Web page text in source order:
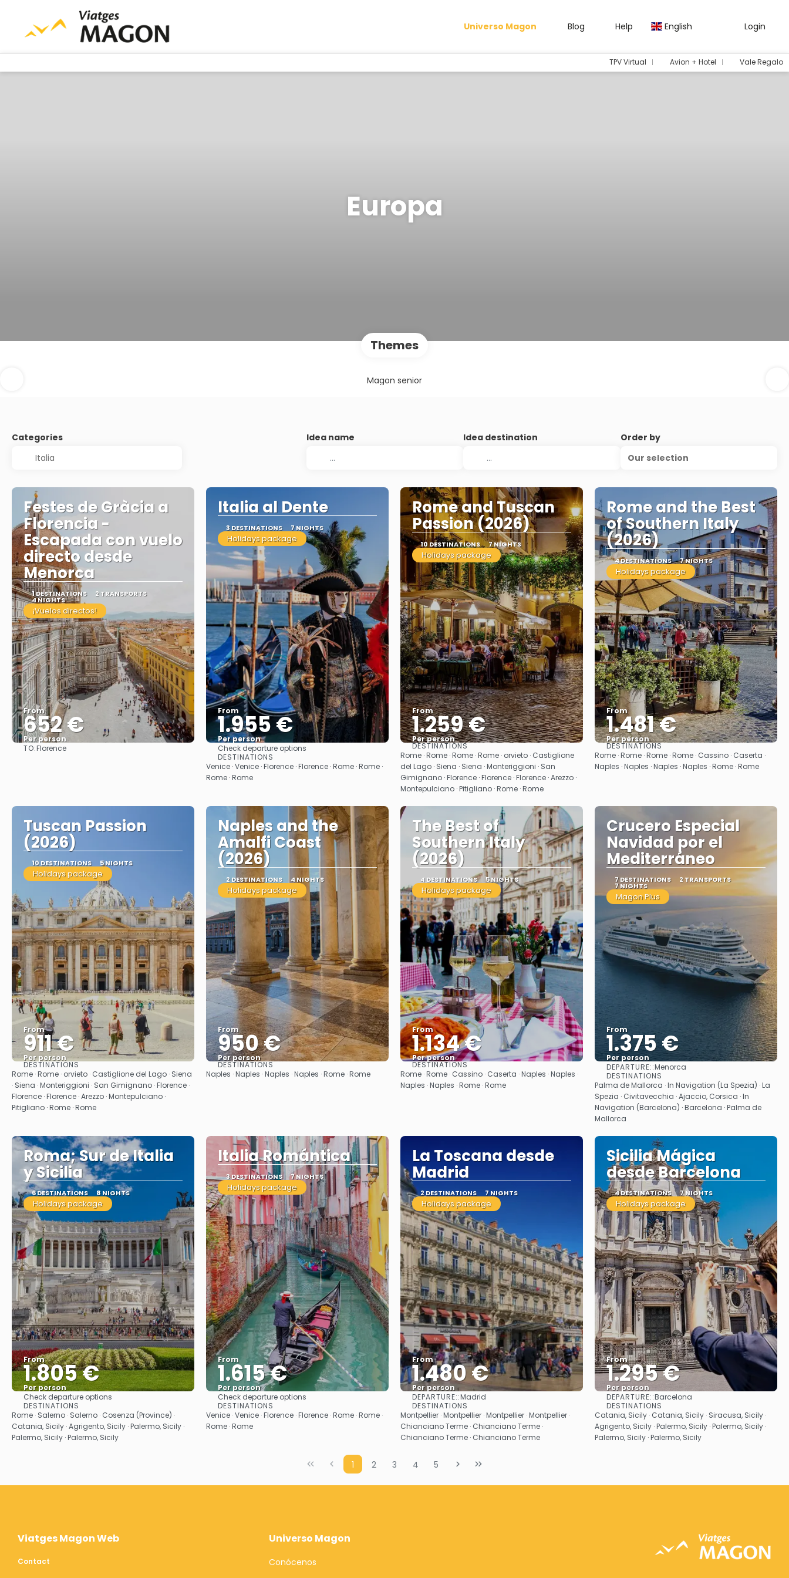
Universo Magon Blog Help English Login
TPV Virtual Avion + Hotel Vale Regalo
Europa
Themes
Magon senior
Categories Idea name Idea destination
Order by
Our selection
Festes de Gràcia a
Florencia -
Escapada con vuelo
directo desde
Menorca
1 DESTINATIONS 2 TRANSPORTS
4 NIGHTS
¡Vuelos directos!
From
652 €
Per person
TO:Florence
Italia al Dente
3 DESTINATIONS 7 NIGHTS
Holidays package
From
1.955 €
Per person
See
Check departure options
DESTINATIONS
Venice · Venice · Florence · Florence · Rome · Rome ·
Rome · Rome
Rome and Tuscan
Passion (2026)
10 DESTINATIONS 7 NIGHTS
Holidays package
From
1.259 €
Per person
See
DESTINATIONS
Rome · Rome · Rome · Rome · orvieto · Castiglione
del Lago · Siena · Siena · Monteriggioni · San
Gimignano · Florence · Florence · Florence · Arezzo ·
Montepulciano · Pitigliano · Rome · Rome
Rome and the Best
of Southern Italy
(2026)
4 DESTINATIONS 7 NIGHTS
Holidays package
From
1.481 €
Per person
See
DESTINATIONS
Rome · Rome · Rome · Rome · Cassino · Caserta ·
Naples · Naples · Naples · Naples · Rome · Rome
Tuscan Passion
(2026)
10 DESTINATIONS 5 NIGHTS
Holidays package
From
911 €
Per person
See
DESTINATIONS
Rome · Rome · orvieto · Castiglione del Lago · Siena
· Siena · Monteriggioni · San Gimignano · Florence ·
Florence · Florence · Arezzo · Montepulciano ·
Pitigliano · Rome · Rome
Naples and the
Amalfi Coast
(2026)
2 DESTINATIONS 4 NIGHTS
Holidays package
From
950 €
Per person
See
DESTINATIONS
Naples · Naples · Naples · Naples · Rome · Rome
The Best of
Southern Italy
(2026)
4 DESTINATIONS 5 NIGHTS
Holidays package
From
1.134 €
Per person
See
DESTINATIONS
Rome · Rome · Cassino · Caserta · Naples · Naples ·
Naples · Naples · Rome · Rome
Crucero Especial
Navidad por el
Mediterráneo
7 DESTINATIONS 2 TRANSPORTS
7 NIGHTS
Magon Plus
From
1.375 €
Per person
See
DEPARTURE::Menorca
DESTINATIONS
Palma de Mallorca · In Navigation (La Spezia) · La
Spezia · Civitavecchia · Ajaccio, Corsica · In
Navigation (Barcelona) · Barcelona · Palma de
Mallorca
Roma; Sur de Italia
y Sicilia
6 DESTINATIONS 8 NIGHTS
Holidays package
From
1.805 €
Per person
See
Check departure options
DESTINATIONS
Rome · Salerno · Salerno · Cosenza (Province) ·
Catania, Sicily · Agrigento, Sicily · Palermo, Sicily ·
Palermo, Sicily · Palermo, Sicily
Italia Romántica
3 DESTINATIONS 7 NIGHTS
Holidays package
From
1.615 €
Per person
See
Check departure options
DESTINATIONS
Venice · Venice · Florence · Florence · Rome · Rome ·
Rome · Rome
La Toscana desde
Madrid
2 DESTINATIONS 7 NIGHTS
Holidays package
From
1.480 €
Per person
See
DEPARTURE::Madrid
DESTINATIONS
Montpellier · Montpellier · Montpellier · Montpellier ·
Chianciano Terme · Chianciano Terme ·
Chianciano Terme · Chianciano Terme
Sicilia Mágica
desde Barcelona
4 DESTINATIONS 7 NIGHTS
Holidays package
From
1.295 €
Per person
See
DEPARTURE::Barcelona
DESTINATIONS
Catania, Sicily · Catania, Sicily · Siracusa, Sicily ·
Agrigento, Sicily · Palermo, Sicily · Palermo, Sicily ·
Palermo, Sicily · Palermo, Sicily
1 2 3 4 5
Viatges Magon Web
Contact
Universo Magon
Conócenos